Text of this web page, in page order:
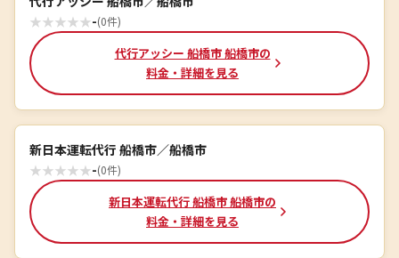
★★★★★-(0件)
代行アッシー 船橋市 船橋市の
料金・詳細を見る
新日本運転代行 船橋市／船橋市
★★★★★-(0件)
新日本運転代行 船橋市 船橋市の
料金・詳細を見る